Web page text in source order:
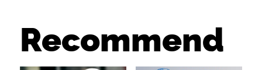
Recommend